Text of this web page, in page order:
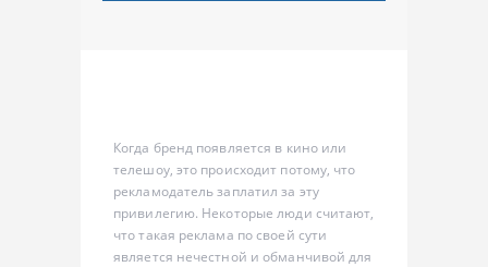
Когда бренд появляется в кино или
телешоу, это происходит потому, что
рекламодатель заплатил за эту
привилегию. Некоторые люди считают,
что такая реклама по своей сути
является нечестной и обманчивой для